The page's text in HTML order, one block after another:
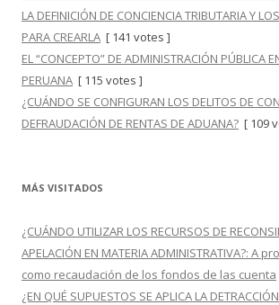
LA DEFINICIÓN DE CONCIENCIA TRIBUTARIA Y
PARA CREARLA [ 141 votes ]
EL “CONCEPTO” DE ADMINISTRACIÓN PÚBLICA
PERUANA [ 115 votes ]
¿CUÁNDO SE CONFIGURAN LOS DELITOS DE
DEFRAUDACIÓN DE RENTAS DE ADUANA? [ 109
MÁS VISITADOS
¿CUÁNDO UTILIZAR LOS RECURSOS DE
APELACIÓN EN MATERIA ADMINISTRATIVA?: A
como recaudación de los fondos de las cuenta
¿EN QUÉ SUPUESTOS SE APLICA LA